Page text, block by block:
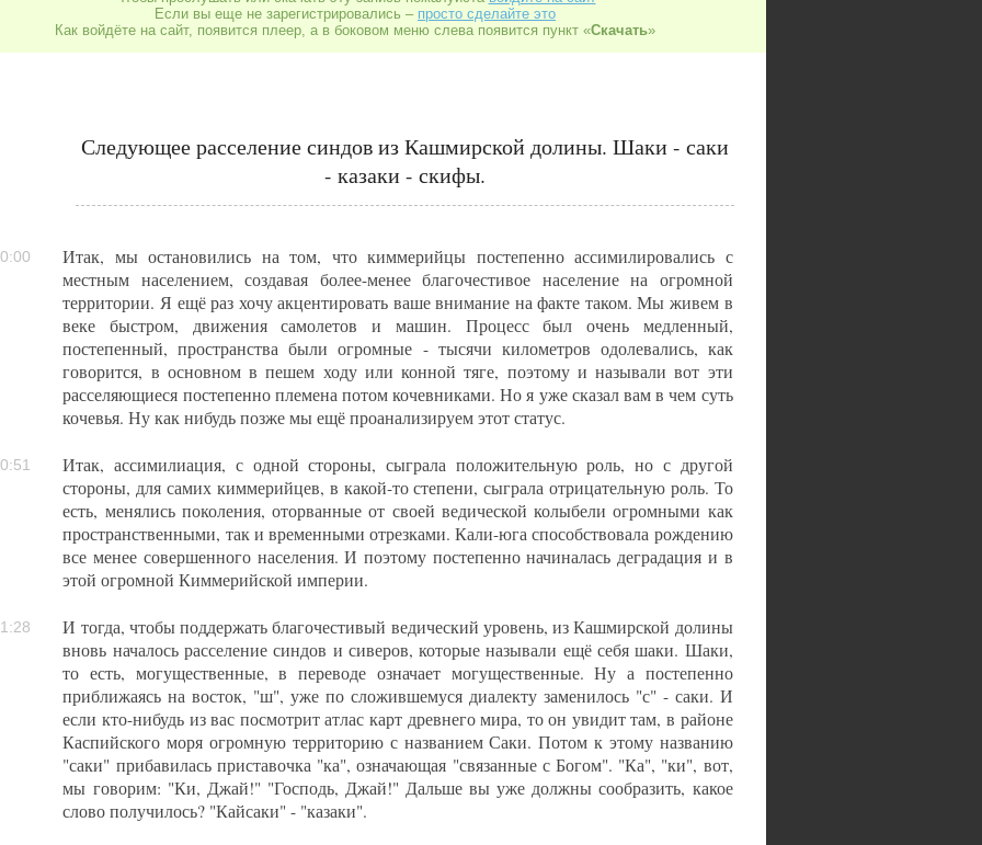
Если вы еще не зарегистрировались – просто сделайте это
Как войдёте на сайт, появится плеер, а в боковом меню слева появится пункт «Скачать»
Следующее расселение синдов из Кашмирской долины. Шаки - саки
- казаки - скифы.
Итак, мы остановились на том, что киммерийцы постепенно ассимилировались с
местным населением, создавая более-менее благочестивое население на огромной
территории. Я ещё раз хочу акцентировать ваше внимание на факте таком. Мы живем в
веке быстром, движения самолетов и машин. Процесс был очень медленный,
постепенный, пространства были огромные - тысячи километров одолевались, как
говорится, в основном в пешем ходу или конной тяге, поэтому и называли вот эти
расселяющиеся постепенно племена потом кочевниками. Но я уже сказал вам в чем суть
кочевья. Ну как нибудь позже мы ещё проанализируем этот статус.
Итак, ассимилиация, с одной стороны, сыграла положительную роль, но с другой
стороны, для самих киммерийцев, в какой-то степени, сыграла отрицательную роль. То
есть, менялись поколения, оторванные от своей ведической колыбели огромными как
пространственными, так и временными отрезками. Кали-юга способствовала рождению
все менее совершенного населения. И поэтому постепенно начиналась деградация и в
этой огромной Киммерийской империи.
И тогда, чтобы поддержать благочестивый ведический уровень, из Кашмирской долины
вновь началось расселение синдов и сиверов, которые называли ещё себя шаки. Шаки,
то есть, могущественные, в переводе означает могущественные. Ну а постепенно
приближаясь на восток, "ш", уже по сложившемуся диалекту заменилось "с" - саки. И
если кто-нибудь из вас посмотрит атлас карт древнего мира, то он увидит там, в районе
Каспийского моря огромную территорию с названием Саки. Потом к этому названию
"саки" прибавилась приставочка "ка", означающая "связанные с Богом". "Ка", "ки", вот,
мы говорим: "Ки, Джай!" "Господь, Джай!" Дальше вы уже должны сообразить, какое
слово получилось? "Кайсаки" - "казаки".